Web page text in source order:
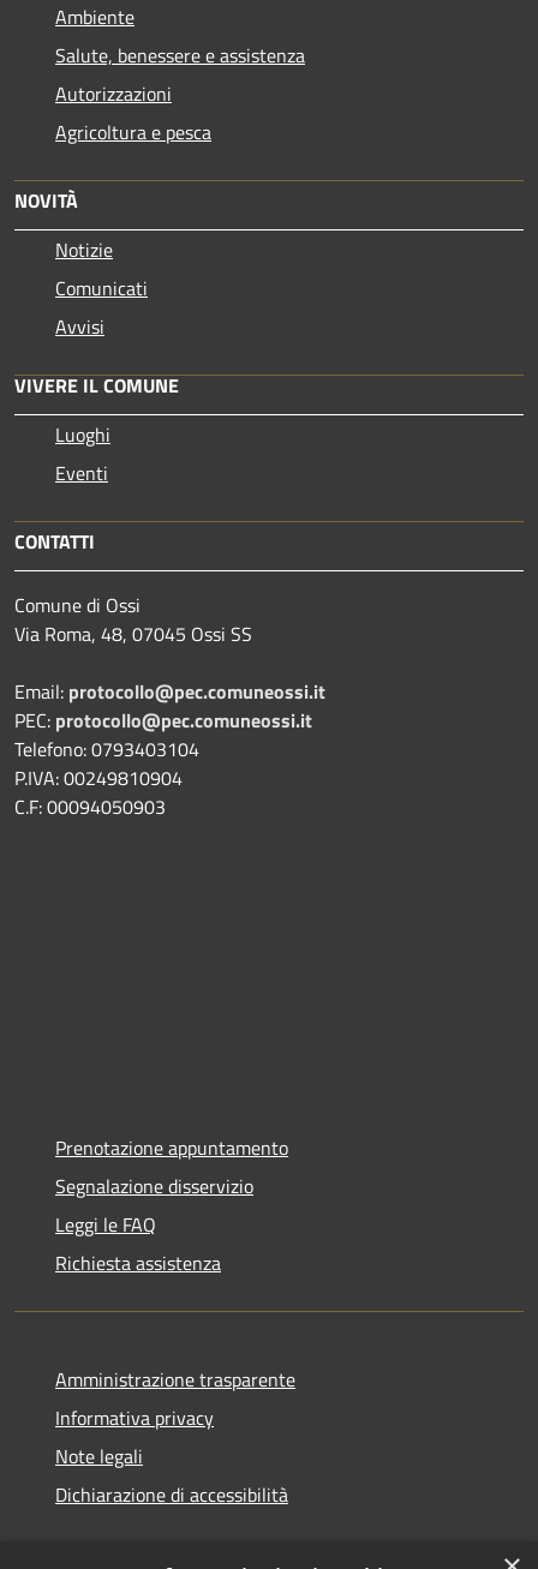
Ambiente
Salute, benessere e assistenza
Autorizzazioni
Agricoltura e pesca
NOVITÀ
Notizie
Comunicati
Avvisi
VIVERE IL COMUNE
Luoghi
Eventi
CONTATTI
Comune di Ossi
Via Roma, 48, 07045 Ossi SS
Email: protocollo@pec.comuneossi.it
PEC: protocollo@pec.comuneossi.it
Telefono: 0793403104
P.IVA: 00249810904
C.F: 00094050903
Prenotazione appuntamento
Segnalazione disservizio
Leggi le FAQ
Richiesta assistenza
Amministrazione trasparente
Informativa privacy
Note legali
Dichiarazione di accessibilità